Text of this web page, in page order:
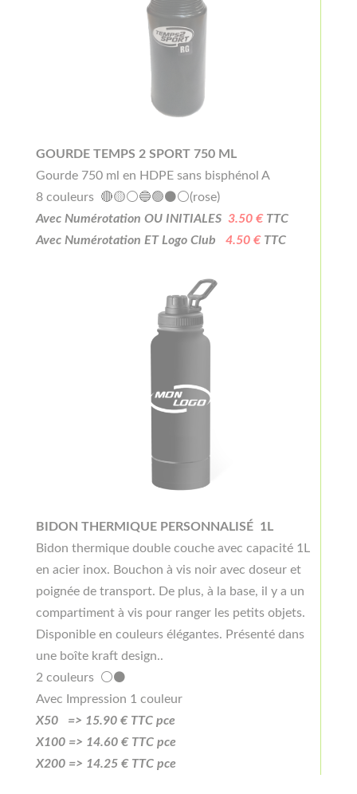
GOURDE TEMPS 2 SPORT 750 ML
Gourde 750 ml en HDPE sans bisphénol A
8 couleurs 🔴🟡⚪🔵🟢⚫⚪(rose)
Avec Numérotation OU INITIALES 3.50 €TTC
Avec Numérotation ET Logo Club 4.50 €TTC
BIDON THERMIQUE PERSONNALISÉ 1L
Bidon thermique double couche avec capacité 1L
en acier inox. Bouchon à vis noir avec doseur et
poignée de transport. De plus, à la base, il y a un
compartiment à vis pour ranger les petits objets.
Disponible en couleurs élégantes. Présenté dans
une boîte kraft design..
2 couleurs ⚪⚫
Avec Impression 1 couleur
X50 => 15.90 € TTC pce
X100 => 14.60 € TTC pce
X200 => 14.25 € TTC pce